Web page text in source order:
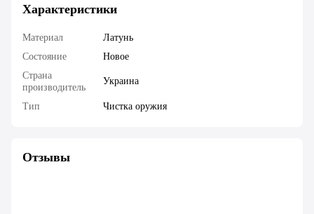
Характеристики
Материал
Латунь
Состояние
Новое
Страна
производитель
Украина
Тип Чистка оружия
Отзывы